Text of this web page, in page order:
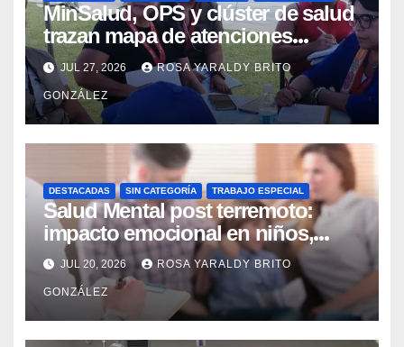
MinSalud, OPS y clúster de salud
trazan mapa de atenciones
integrales para reforzar la
contingencia
JUL 27, 2026 ROSA YARALDY BRITO
GONZÁLEZ
DESTACADAS SIN CATEGORÍA TRABAJO ESPECIAL
Salud Mental post terremoto:
impacto emocional en niños,
niñas, adolescentes y madres
JUL 20, 2026 ROSA YARALDY BRITO
GONZÁLEZ